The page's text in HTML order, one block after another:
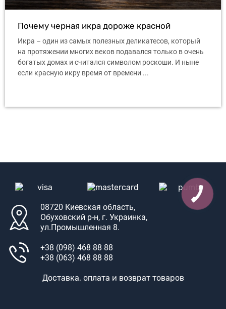
Почему черная икра дороже красной
Икра – один из самых полезных деликатесов, который
на протяжении многих веков подавался только в очень
богатых домах и считался символом роскоши. И ныне
если красную икру время от времени ...
08720 Киевская область,
Обуховский р-н, г. Украинка,
ул.Промышленная 8.
+38 (098) 468 88 88
+38 (063) 468 88 88
Доставка, оплата и возврат товаров